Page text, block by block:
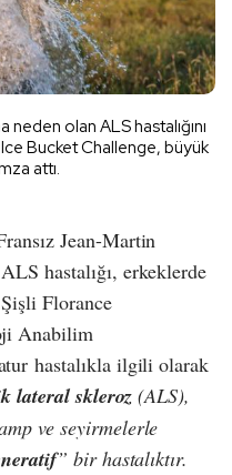
olan ALS hastalığını
Bucket Challenge, büyük
attı.
Jean-Martin
hastalığı, erkeklerde
Florance
Anabilim
hastalıkla ilgili olarak
lateral skleroz (ALS),
ve seyirmelerle
” bir hastalıktır.